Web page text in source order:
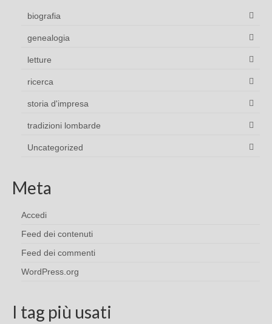
biografia
genealogia
letture
ricerca
storia d'impresa
tradizioni lombarde
Uncategorized
Meta
Accedi
Feed dei contenuti
Feed dei commenti
WordPress.org
I tag più usati